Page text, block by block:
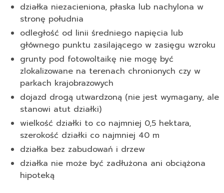
działka niezacieniona, płaska lub nachylona w
stronę południa
odległość od linii średniego napięcia lub
głównego punktu zasilającego w zasięgu wzroku
grunty pod fotowoltaikę nie mogę być
zlokalizowane na terenach chronionych czy w
parkach krajobrazowych
dojazd drogą utwardzoną (nie jest wymagany, ale
stanowi atut działki)
wielkość działki to co najmniej 0,5 hektara,
szerokość działki co najmniej 40 m
działka bez zabudowań i drzew
działka nie może być zadłużona ani obciążona
hipoteką